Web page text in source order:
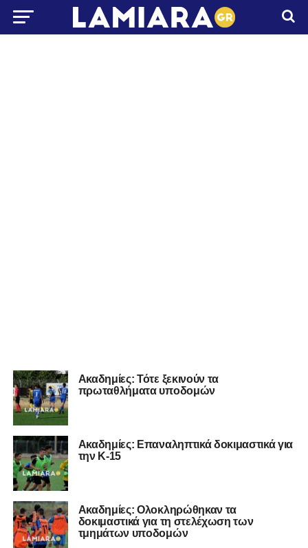
Ακαδημίες: Τότε ξεκινούν τα
πρωταθλήματα υποδομών
Ακαδημίες: Επαναληπτικά δοκιμαστικά για
την Κ-15
Ακαδημίες: Ολοκληρώθηκαν τα
δοκιμαστικά για τη στελέχωση των
τμημάτων υποδομών